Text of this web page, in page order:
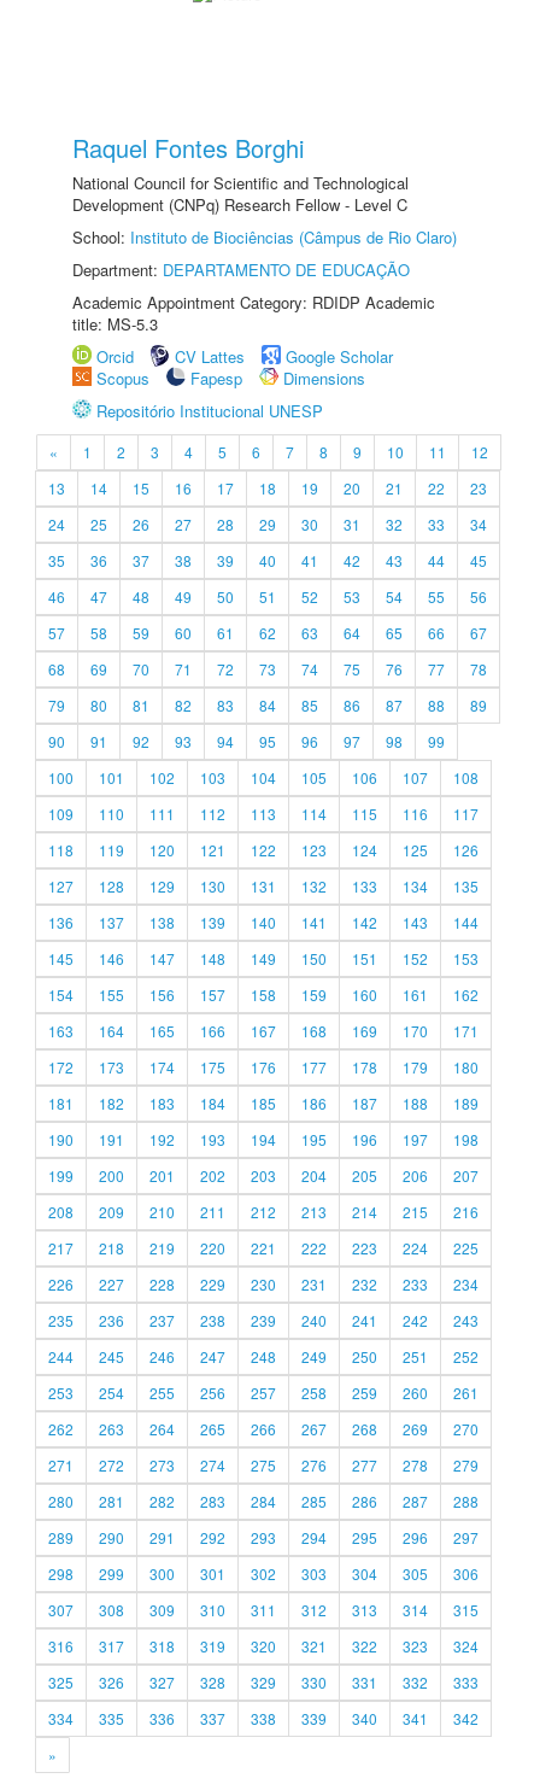
Raquel Fontes Borghi
National Council for Scientific and Technological
Development (CNPq) Research Fellow - Level C
School: Instituto de Biociências (Câmpus de Rio Claro)
Department: DEPARTAMENTO DE EDUCAÇÃO
Academic Appointment Category: RDIDP Academic
title: MS-5.3
Orcid
CV Lattes
Google Scholar
Scopus
Fapesp
Dimensions
Repositório Institucional UNESP
« 1 2 3 4 5 6 7 8 9 10 11
12
13
14 15 16 17 18 19 20 21 22
23
24
25 26 27 28 29 30 31 32 33
34
35
36 37 38 39 40 41 42 43 44
45
46
47 48 49 50 51 52 53 54 55
56
57
58 59 60 61 62 63 64 65 66
67
68
69 70 71 72 73 74 75 76 77
78
79
80 81 82 83 84 85 86 87 88
89
90
91 92 93 94 95 96 97 98
99
100
101 102 103 104 105 106 107
108
109
110 111 112 113 114 115 116
117
118
119 120 121 122 123 124 125
126
127
128 129 130 131 132 133 134
135
136
137 138 139 140 141 142 143
144
145
146 147 148 149 150 151 152
153
154
155 156 157 158 159 160 161
162
163
164 165 166 167 168 169 170
171
172
173 174 175 176 177 178 179
180
181
182 183 184 185 186 187 188
189
190
191 192 193 194 195 196 197
198
199
200 201 202 203 204 205 206
207
208
209 210 211 212 213 214 215
216
217
218 219 220 221 222 223 224
225
226
227 228 229 230 231 232 233
234
235
236 237 238 239 240 241 242
243
244
245 246 247 248 249 250 251
252
253
254 255 256 257 258 259 260
261
262
263 264 265 266 267 268 269
270
271
272 273 274 275 276 277 278
279
280
281 282 283 284 285 286 287
288
289
290 291 292 293 294 295 296
297
298
299 300 301 302 303 304 305
306
307
308 309 310 311 312 313 314
315
316
317 318 319 320 321 322 323
324
325
326 327 328 329 330 331 332
333
334
335 336 337 338 339 340 341
342
»